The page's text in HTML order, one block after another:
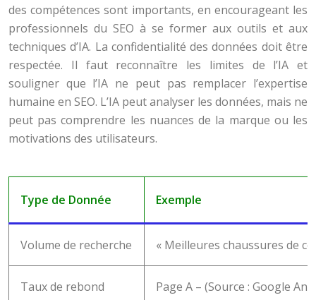
des compétences sont importants, en encourageant les
professionnels du SEO à se former aux outils et aux
techniques d’IA. La confidentialité des données doit être
respectée. Il faut reconnaître les limites de l’IA et
souligner que l’IA ne peut pas remplacer l’expertise
humaine en SEO. L’IA peut analyser les données, mais ne
peut pas comprendre les nuances de la marque ou les
motivations des utilisateurs.
Type de Donnée Exemple
Volume de recherche « Meilleures chaussures de
Taux de rebond Page A – (Source : Google